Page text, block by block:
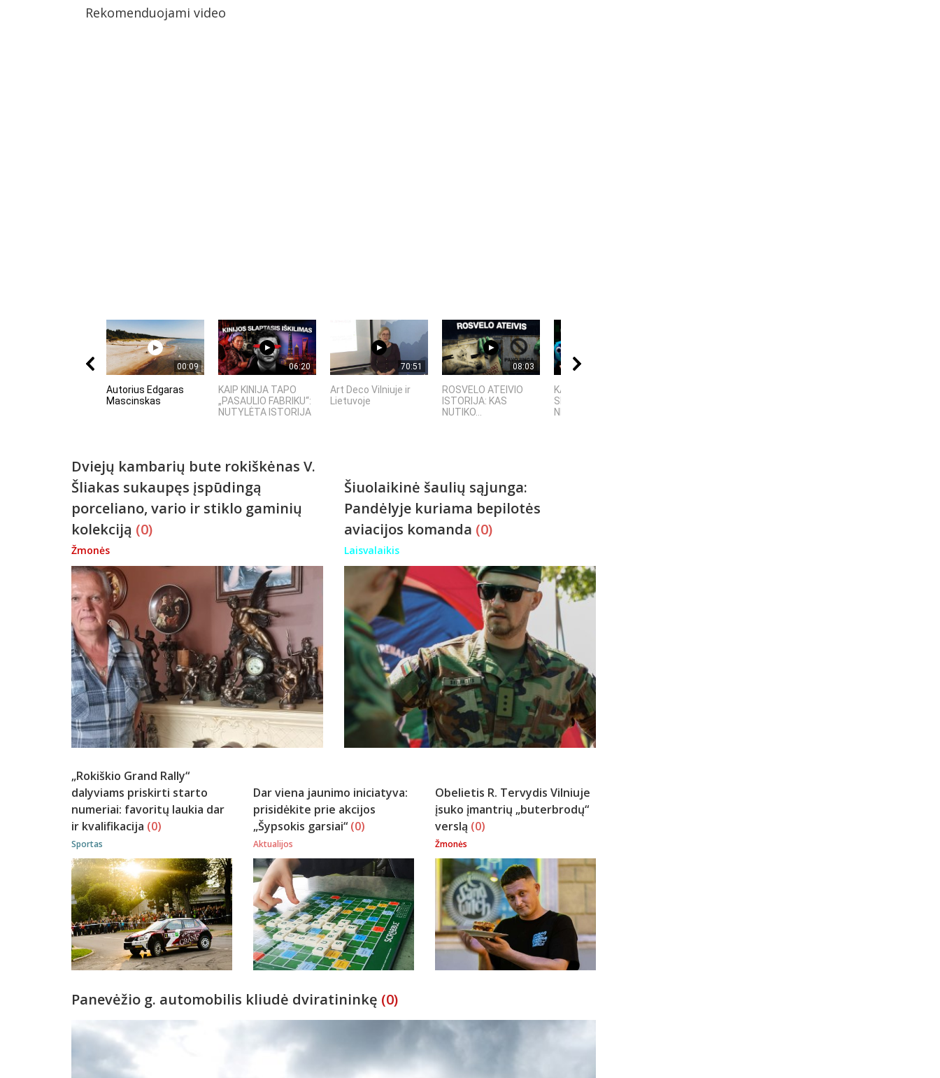
Rekomenduojami video
00:09
Autorius Edgaras
Mascinskas
06:20
KAIP KINIJA TAPO
„PASAULIO FABRIKU“:
NUTYLĖTA ISTORIJA
70:51
Art Deco Vilniuje ir
Lietuvoje
08:03
ROSVELO ATEIVIO
ISTORIJA: KAS
NUTIKO...
KAS TAS „SIX-
SEVEN“?
NEPAAIŠKINAMAS...
Dviejų kambarių bute rokiškėnas V.
Šliakas sukaupęs įspūdingą
porceliano, vario ir stiklo gaminių
kolekciją (0)
Žmonės
Šiuolaikinė šaulių sąjunga:
Pandėlyje kuriama bepilotės
aviacijos komanda (0)
Laisvalaikis
„Rokiškio Grand Rally“
dalyviams priskirti starto
numeriai: favoritų laukia dar
ir kvalifikacija (0)
Sportas
Dar viena jaunimo iniciatyva:
prisidėkite prie akcijos
„Šypsokis garsiai“ (0)
Aktualijos
Obelietis R. Tervydis Vilniuje
įsuko įmantrių „buterbrodų“
verslą (0)
Žmonės
Panevėžio g. automobilis kliudė dviratininkę (0)